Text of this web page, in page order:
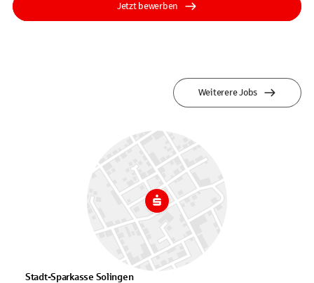
Jetzt bewerben
Weiterere Jobs
Stadt-Sparkasse Solingen